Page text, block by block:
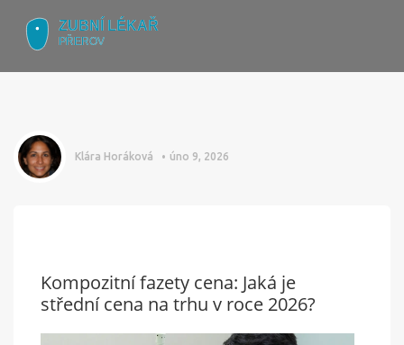
Klára Horáková úno 9, 2026
Kompozitní fazety cena: Jaká je
střední cena na trhu v roce 2026?